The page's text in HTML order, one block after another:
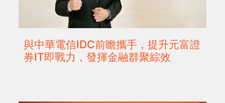
與中華電信IDC前瞻攜手，提升元富證
券IT即戰力，發揮金融群聚綜效